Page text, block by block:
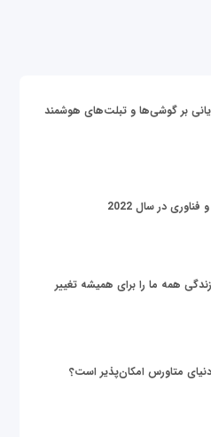
بر گوشی‌ها و تبلت‌های هوشمند
همه ما را برای همیشه تغییر
دنیای متاورس امکان‌پذیر است؟